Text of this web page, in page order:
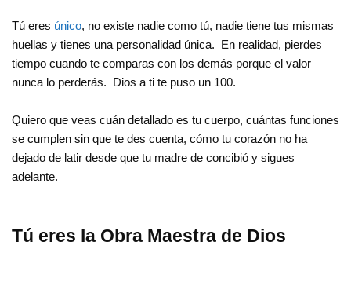
Tú eres único, no existe nadie como tú, nadie tiene tus mismas
huellas y tienes una personalidad única. En realidad, pierdes
tiempo cuando te comparas con los demás porque el valor
nunca lo perderás. Dios a ti te puso un 100.
Quiero que veas cuán detallado es tu cuerpo, cuántas funciones
se cumplen sin que te des cuenta, cómo tu corazón no ha
dejado de latir desde que tu madre de concibió y sigues
adelante.
Tú eres la Obra Maestra de Dios